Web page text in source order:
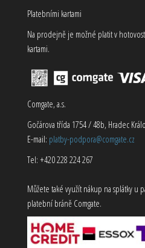
Platebními kartami
Na prodejně je možné platit v
kartami.
Comgate, a.s.
Gočárova třída 1754 / 48b, Hradec
E-mail: platby-podpora@comgate.cz
Tel: +420 228 224 267
Můžete také využít nákup na splátky u
platební bráně Comgate.